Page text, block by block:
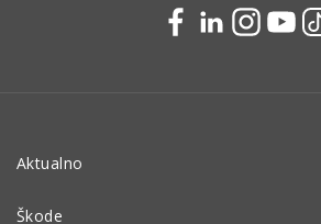
Aktualno
Škode